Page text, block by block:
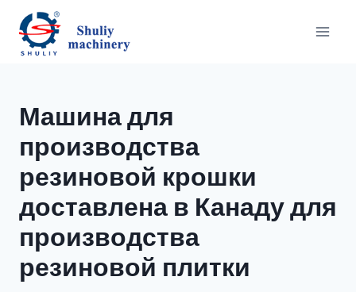
Перейти
содержимому
Машина для
производства
резиновой крошки
доставлена в Канаду для
производства
резиновой плитки